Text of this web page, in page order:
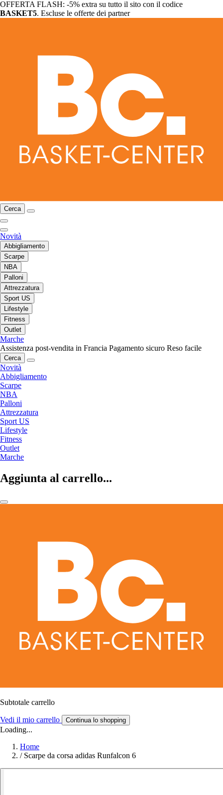
OFFERTA FLASH: -5% extra su tutto il sito con il codice
BASKET5. Escluse le offerte dei partner
Cerca
Novità
Abbigliamento
Scarpe
NBA
Palloni
Attrezzatura
Sport US
Lifestyle
Fitness
Outlet
Marche
Assistenza post-vendita in Francia Pagamento sicuro Reso facile
Cerca
Novità
Abbigliamento
Scarpe
NBA
Palloni
Attrezzatura
Sport US
Lifestyle
Fitness
Outlet
Marche
Aggiunta al carrello...
Subtotale carrello
Vedi il mio carrello Continua lo shopping
Loading...
Home
/ Scarpe da corsa adidas Runfalcon 6